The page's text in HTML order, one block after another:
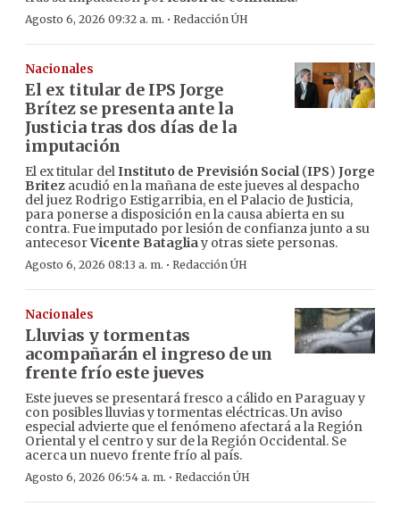
Agosto 6, 2026 09:32 a. m. · Redacción ÚH
Nacionales
El ex titular de IPS Jorge
Brítez se presenta ante la
Justicia tras dos días de la
imputación
El ex titular delInstituto de Previsión Social(IPS) Jorge
Britez acudió en la mañana de este jueves al despacho
del juez Rodrigo Estigarribia, en el Palacio de Justicia,
para ponerse a disposición en la causa abierta en su
contra. Fue imputado por lesión de confianza junto a su
antecesorVicente Batagliay otras siete personas.
Agosto 6, 2026 08:13 a. m. · Redacción ÚH
Nacionales
Lluvias y tormentas
acompañarán el ingreso de un
frente frío este jueves
Este jueves se presentará fresco a cálido en Paraguay y
con posibles lluvias y tormentas eléctricas. Un aviso
especial advierte que el fenómeno afectará a la Región
Oriental y el centro y sur de la Región Occidental. Se
acerca un nuevo frente frío al país.
Agosto 6, 2026 06:54 a. m. · Redacción ÚH